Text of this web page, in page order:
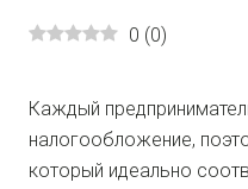
0 (0)
Каждый
налогообложение,
который идеально